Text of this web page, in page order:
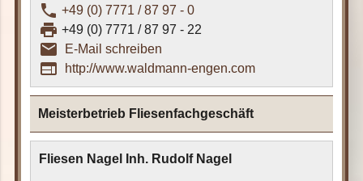
phone +49 (0) 7771 / 87 97 - 0
print +49 (0) 7771 / 87 97 - 22
email_outline
E-Mail schreiben
web http://www.waldmann-engen.com
Meisterbetrieb Fliesenfachgeschäft
Fliesen Nagel Inh. Rudolf Nagel